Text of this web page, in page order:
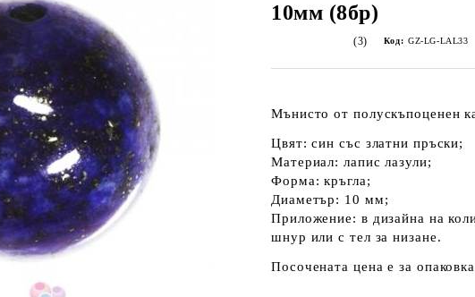
10мм (8бр)
(3) Код: GZ-LG-LAL33
Мънисто от полускъпоценен
Цвят: син със златни пръски;
Материал: лапис лазули;
Форма: кръгла;
Диаметър: 10 мм;
Приложение: в дизайна на
шнур или с тел за низане.
Посочената цена е за